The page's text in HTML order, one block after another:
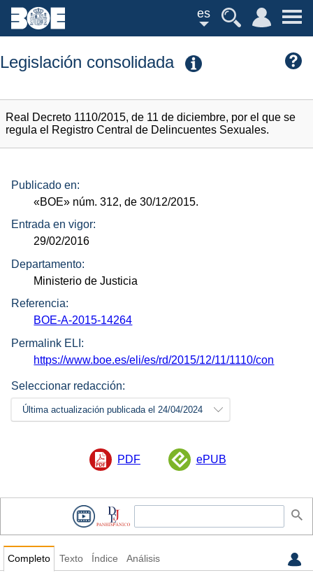
es
Legislación consolidada
Real Decreto 1110/2015, de 11 de diciembre, por el que se
regula el Registro Central de Delincuentes Sexuales.
Publicado en:
«BOE» núm. 312, de 30/12/2015.
Entrada en vigor:
29/02/2016
Departamento:
Ministerio de Justicia
Referencia:
BOE-A-2015-14264
Permalink ELI:
https://www.boe.es/eli/es/rd/2015/12/11/1110/con
Seleccionar redacción:
Última actualización publicada el 24/04/2024
PDF ePUB
Completo Texto Índice Análisis